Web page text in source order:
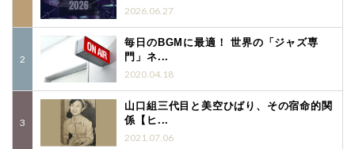
2026.06.27
毎日のBGMに最適！ 世界の「ジャズ専
門」ネ...
2020.04.18
山口組三代目と美空ひばり、その宿命的関
係【ヒ...
2021.07.06